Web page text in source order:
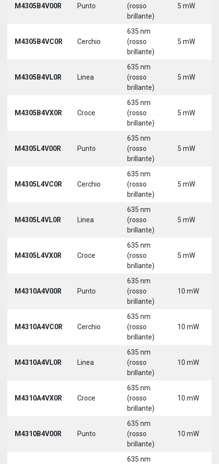
M4305B4V00R Punto
(rosso
brillante)
5 mW
M4305B4VC0R Cerchio
635 nm
(rosso
brillante)
5 mW
M4305B4VL0R Linea
635 nm
(rosso
brillante)
5 mW
M4305B4VX0R Croce
635 nm
(rosso
brillante)
5 mW
M4305L4V00R Punto
635 nm
(rosso
brillante)
5 mW
M4305L4VC0R Cerchio
635 nm
(rosso
brillante)
5 mW
M4305L4VL0R Linea
635 nm
(rosso
brillante)
5 mW
M4305L4VX0R Croce
635 nm
(rosso
brillante)
5 mW
M4310A4V00R Punto
635 nm
(rosso
brillante)
10 mW
M4310A4VC0R Cerchio
635 nm
(rosso
brillante)
10 mW
M4310A4VL0R Linea
635 nm
(rosso
brillante)
10 mW
M4310A4VX0R Croce
635 nm
(rosso
brillante)
10 mW
M4310B4V00R Punto
635 nm
(rosso
brillante)
10 mW
635 nm